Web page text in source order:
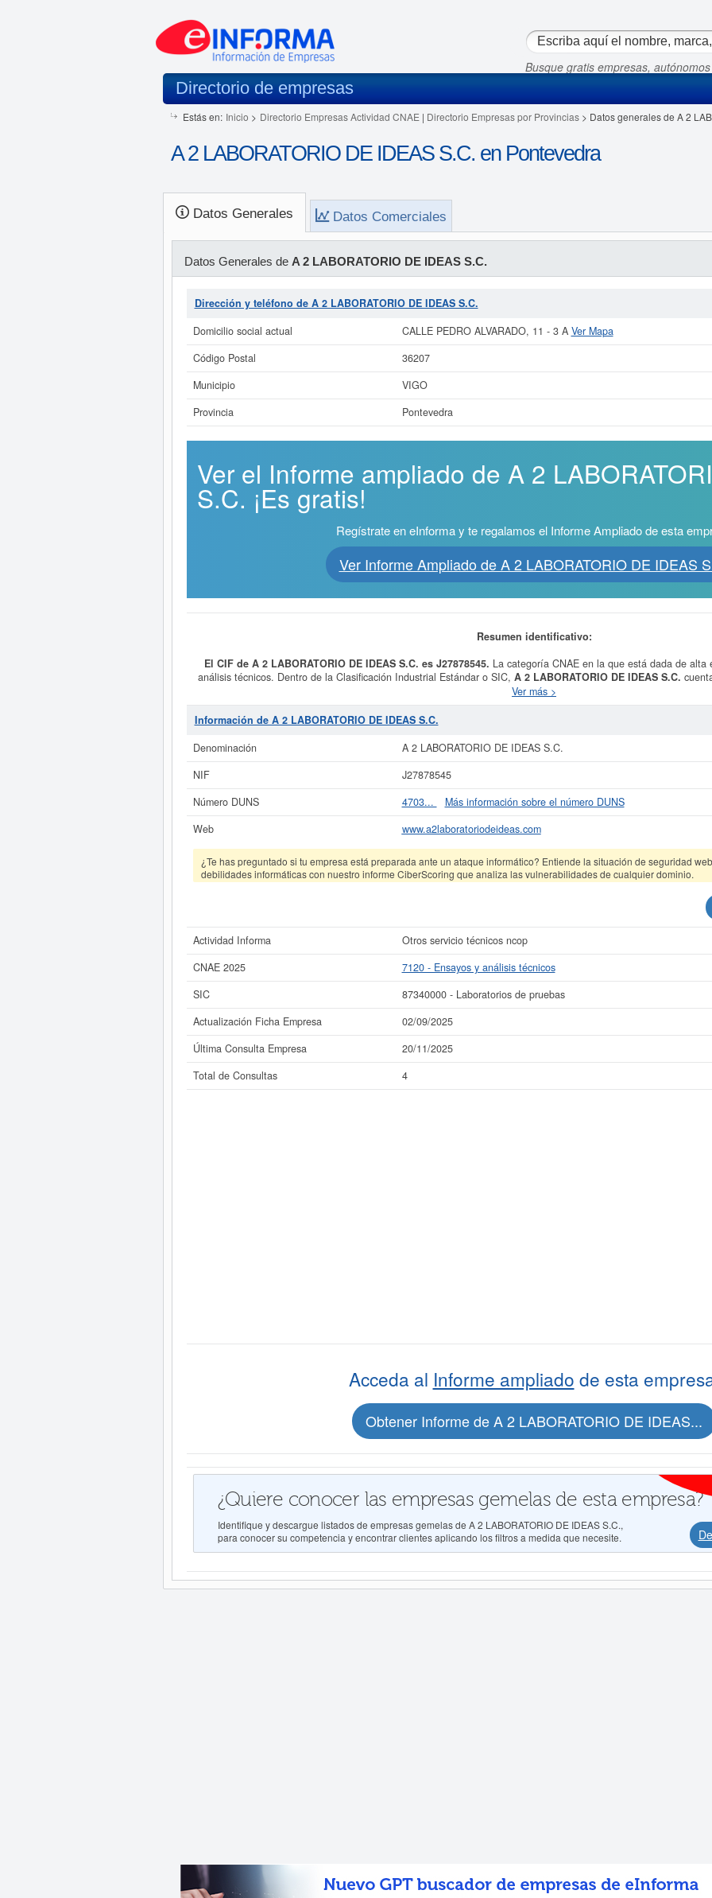
Busque gratis empresas,
Directorio de empresas
Estás en: Inicio > Directorio Empresas Actividad CNAE | Directorio Empresas por Provincias> Datos generales de A 2
A 2 LABORATORIO DE IDEAS S.C. en Pontevedra
Datos Generales Datos Comerciales
Datos Generales de A 2 LABORATORIO DE IDEAS S.C.
Dirección y teléfono de A 2 LABORATORIO DE IDEAS S.C.
Domicilio social actual
CALLE PEDRO ALVARADO, 11 - 3 A Ver Mapa
Código Postal
36207
Municipio
VIGO
Provincia
Pontevedra
Ver el Informe ampliado de A 2
S.C. ¡Es gratis!
Regístrate en eInforma y te regalamos el Informe Ampliado de esta
Ver Informe Ampliado de A 2 LABORATORIO DE IDEAS
Resumen identificativo:
El CIF de A 2 LABORATORIO DE IDEAS S.C. es J27878545. La categoría CNAE en la que está dada de alta
análisis técnicos. Dentro de la Clasificación Industrial Estándar o SIC, A 2 LABORATORIO DE IDEAS S.C.
ha sido consultada el 20/11/2025 y contabiliza un total de 4 consultas. Si quiere consultar qué subvenciones
hacerlo en esta misma web.
Si está interesado en conocer más datos de la empresa A 2 LABORATORIO DE IDEAS S.C. puede
de A 2 LABORATORIO DE IDEAS S.C. y consultar los resultados de sus años de actividad, así como los
La última actualización del informe de empresa se ha realizado el 02/09/2025.
Ver más >
Información de A 2 LABORATORIO DE IDEAS S.C.
Denominación
A 2 LABORATORIO DE IDEAS S.C.
NIF
J27878545
Número DUNS
4703...
Más información sobre el número DUNS
Web
www.a2laboratoriodeideas.com
¿Te has preguntado si tu empresa está preparada ante un ataque informático? Entiende la situación de seguridad
debilidades informáticas con nuestro informe CiberScoring que analiza las vulnerabilidades de cualquier dominio.
Actividad Informa
Otros servicio técnicos ncop
CNAE 2025
7120 - Ensayos y análisis técnicos
SIC
87340000 - Laboratorios de pruebas
Actualización Ficha Empresa
02/09/2025
Última Consulta Empresa
20/11/2025
Total de Consultas
4
Acceda al Informe ampliado de esta
Obtener Informe de A 2 LABORATORIO DE IDEAS...
¿Quiere conocer las empresas gemelas de esta empresa?
Identifique y descargue listados de empresas gemelas de A 2 LABORATORIO DE IDEAS S.C.,
para conocer su competencia y encontrar clientes aplicando los filtros a medida que necesite.